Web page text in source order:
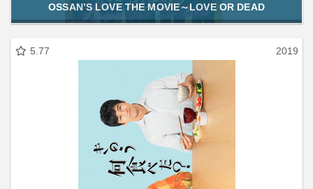
OSSAN’S LOVE THE MOVIE～LOVE OR DEAD
5.77 2019